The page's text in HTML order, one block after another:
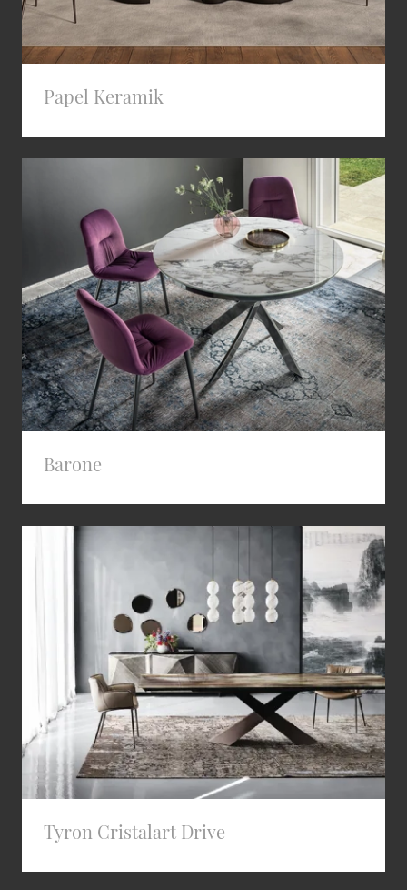
Papel Keramik
Barone
Tyron Cristalart Drive